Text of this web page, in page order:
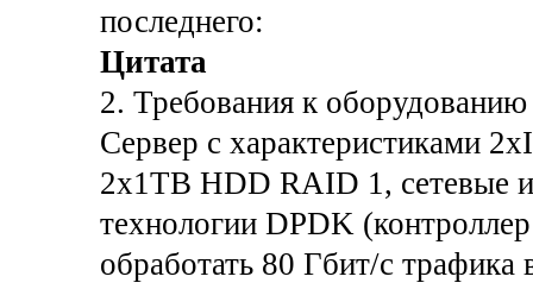
последнего:
Цитата
2. Требования к оборудованию
Сервер с характеристиками
2x1TB HDD RAID 1, сетевые
технологии DPDK
обработать 80 Гбит/с